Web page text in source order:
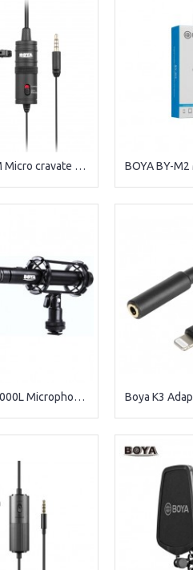
Boya By-M1DM Micro cravate Double
Boya BY-PVM1000L Microphone canon long à condensateur.